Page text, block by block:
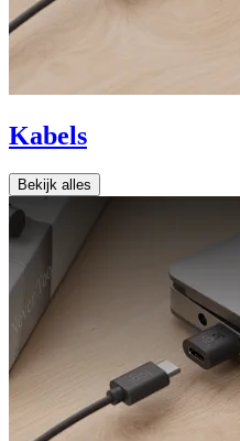
Kabels
Bekijk alles